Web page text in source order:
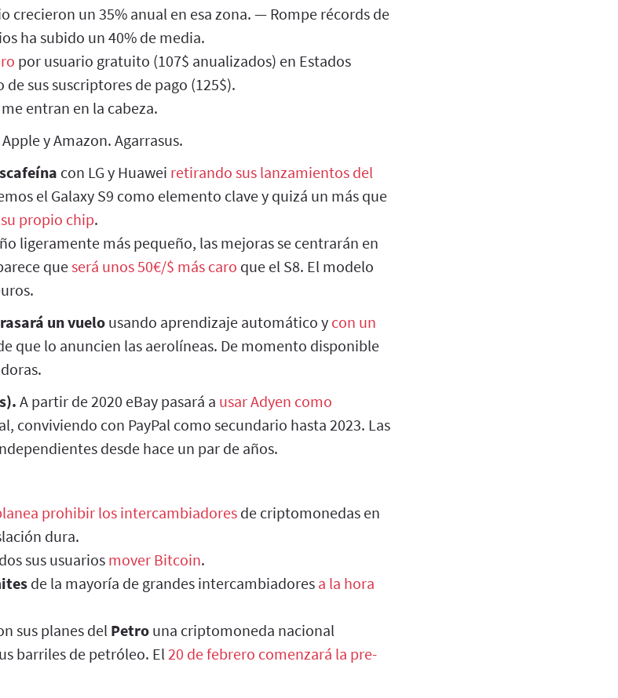
crecieron un 35% anual en esa zona. — Rompe récords de
ha subido un 40% de media.
por usuario gratuito (107$ anualizados) en Estados
sus suscriptores de pago (125$).
entran en la cabeza.
y Amazon. Agarrasus.
con LG y Huawei retirando sus lanzamientos del
el Galaxy S9 como elemento clave y quizá un más que
propio chip.
ligeramente más pequeño, las mejoras se centrarán en
queserá unos 50€/$ más caro que el S8. El modelo
un vuelo usando aprendizaje automático y con un
que lo anuncien las aerolíneas. De momento disponible
A partir de 2020 eBay pasará a usar Adyen como
conviviendo con PayPal como secundario hasta 2023. Las
desde hace un par de años.
prohibir los intercambiadores de criptomonedas en
dura.
sus usuariosmover Bitcoin.
de la mayoría de grandes intercambiadores a la hora
sus planes del Petro una criptomoneda nacional
barriles de petróleo. El 20 de febrero comenzará la pre-